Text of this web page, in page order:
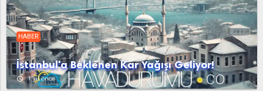
Atalar Atatürk Atatürk
Atatürk Avcılar Ayazağa
Aydinli Bağcılar Bağlarbaşi
HABER
İstanbul'a Beklenen Kar Yağışı Geliyor!
access_time 1 yıl önce